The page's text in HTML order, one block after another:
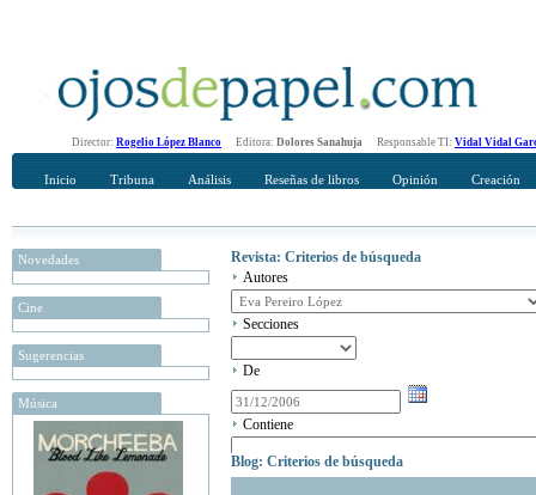
Director: Rogelio López Blanco Editora: Dolores Sanahuja Responsable TI: Vidal Vidal
Inicio Tribuna Análisis Reseñas de libros Opinión Creación
Novedades
Cine
Sugerencias
Música
Revista: Criterios de búsqueda
Autores
Secciones
De
Contiene
Blog: Criterios de búsqueda